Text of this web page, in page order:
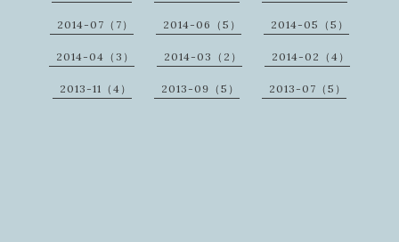
2014-07（7） 2014-06（5） 2014-05（5）
2014-04（3） 2014-03（2） 2014-02（4）
2013-11（4） 2013-09（5） 2013-07（5）